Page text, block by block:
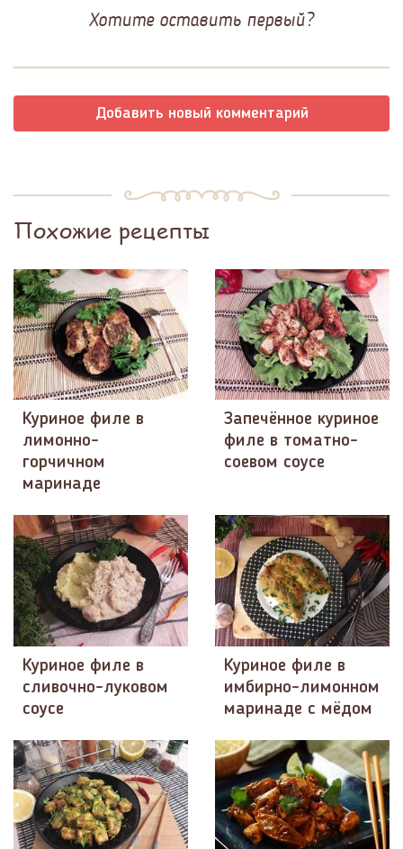
Хотите оставить первый?
Добавить новый комментарий
Похожие рецепты
Куриное филе в
лимонно-
горчичном
маринаде
Запечённое куриное
филе в томатно-
соевом соусе
Куриное филе в
сливочно-луковом
соусе
Куриное филе в
имбирно-лимонном
маринаде с мёдом​